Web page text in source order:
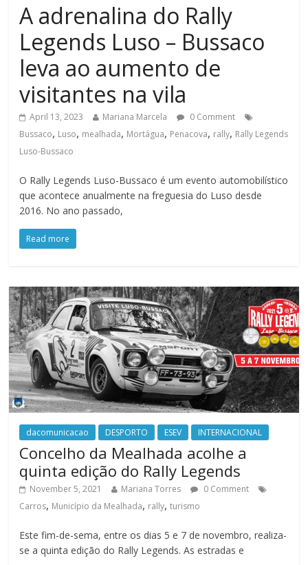
A adrenalina do Rally
Legends Luso – Bussaco
leva ao aumento de
visitantes na vila
April 13, 2023 Mariana Marcela
0 Comment
Bussaco, Luso, mealhada, Mortágua, Penacova, rally, Rally Legends
Luso-Bussaco
O Rally Legends Luso-Bussaco é um evento automobilístico
que acontece anualmente na freguesia do Luso desde
2016. No ano passado,
Read more
dacomunicacao DESPORTO ESEV INTERNACIONAL
Concelho da Mealhada acolhe a
quinta edição do Rally Legends
November 5, 2021 Mariana Torres
0 Comment
Carros, Município da Mealhada, rally,turismo
Este fim-de-sema, entre os dias 5 e 7 de novembro, realiza-
se a quinta edição do Rally Legends. As estradas e